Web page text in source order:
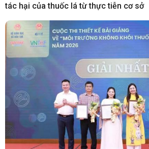
tác hại của thuốc lá từ thực tiễn cơ sở